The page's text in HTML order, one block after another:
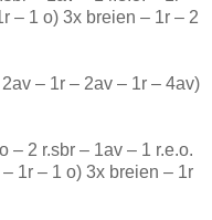
– 1 o) 3x breien – 1r – 2
– 1r – 2av – 1r – 4av)
– 2 r.sbr – 1av – 1 r.e.o.
1r – 1 o) 3x breien – 1r